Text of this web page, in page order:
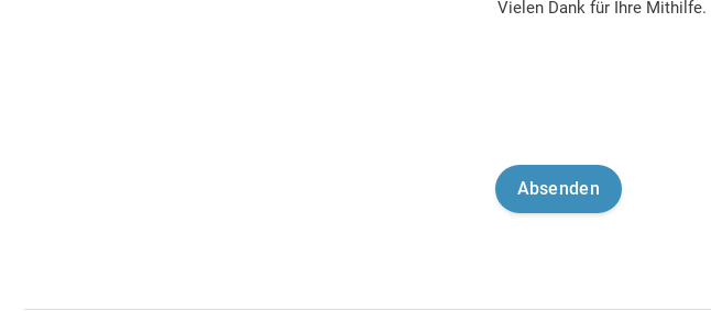
Vielen Dank für Ihre Mithilfe.